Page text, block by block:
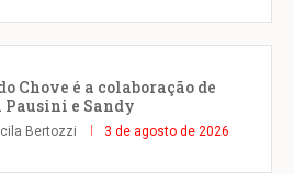
Chove é a colaboração de
Pausini e Sandy
Bertozzi 3 de agosto de 2026